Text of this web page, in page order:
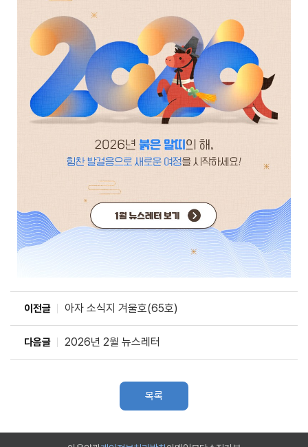
이전글 아자 소식지 겨울호(65호)
다음글 2026년 2월 뉴스레터
목록